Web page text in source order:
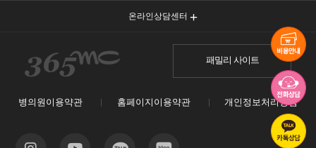
온라인상담센터
패밀리 사이트
병의원이용약관 홈페이지이용약관 개인정보처리방침